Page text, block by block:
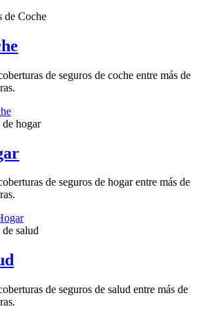
de seguros de coche entre más de
de seguros de hogar entre más de
de seguros de salud entre más de